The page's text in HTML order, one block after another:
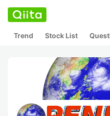
Trend Stock List